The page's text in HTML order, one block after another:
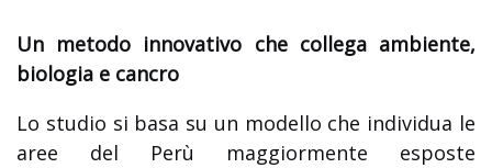
Un metodo innovativo che collega ambiente,
biologia e cancro
Lo studio si basa su un modello che individua le
aree del Perù maggiormente esposte